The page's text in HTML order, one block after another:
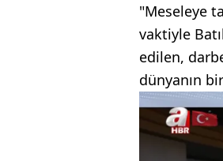
"Meseleye
vaktiyle
edilen,
dünyanın